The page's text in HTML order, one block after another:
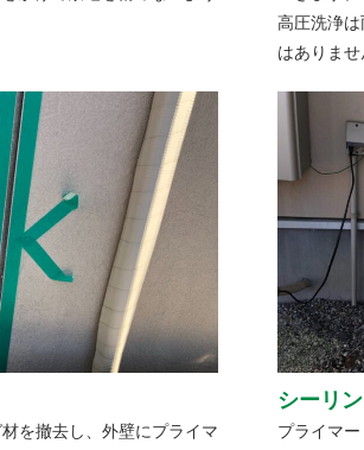
高圧洗浄
はありませ
を撤去し、外壁にプライマ
シーリ
プライマ